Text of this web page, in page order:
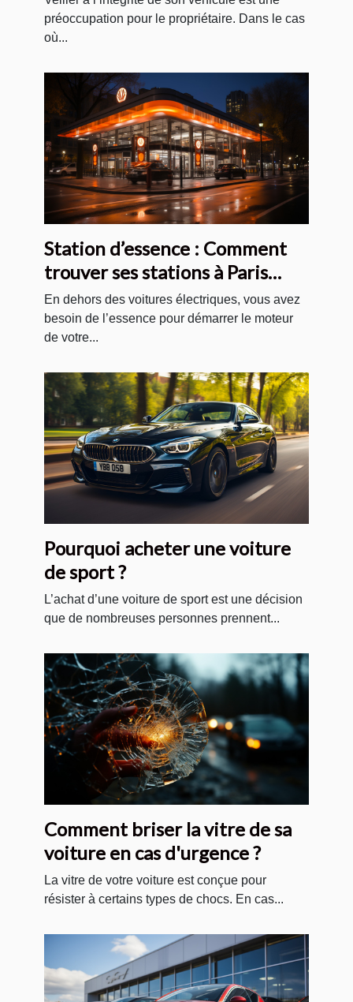
préoccupation pour le propriétaire. Dans le cas
où...
Station d’essence : Comment
trouver ses stations à Paris
pour votre voiture ?
En dehors des voitures électriques, vous avez
besoin de l’essence pour démarrer le moteur
de votre...
Pourquoi acheter une voiture
de sport ?
L’achat d’une voiture de sport est une décision
que de nombreuses personnes prennent...
Comment briser la vitre de sa
voiture en cas d'urgence ?
La vitre de votre voiture est conçue pour
résister à certains types de chocs. En cas...